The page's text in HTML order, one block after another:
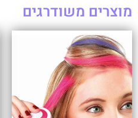
מוצרים משודרגים